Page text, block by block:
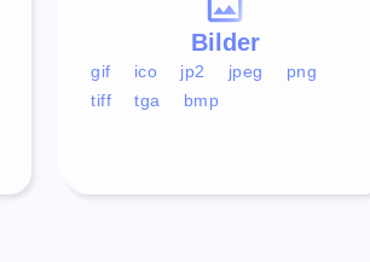
Bilder
gif ico jp2 jpeg
png
tiff
tga bmp